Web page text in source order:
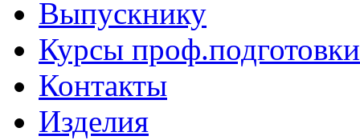
Выпускнику
Курсы проф.подготовки
Контакты
Изделия